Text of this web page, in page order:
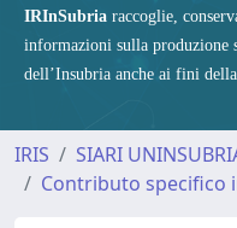
IRInSubria raccoglie,
informazioni sulla
dell’Insubria anche ai fini
IRIS
SIARI
Contributo specifico